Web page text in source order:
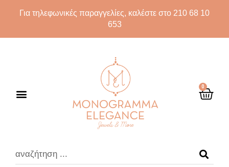
Για τηλεφωνικές παραγγελίες, καλέστε στο 210 68 10
653
0